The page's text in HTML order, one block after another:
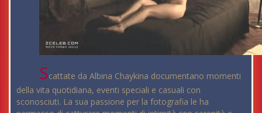
Scattate da Albina Chaykina documentano momenti
della vita quotidiana, eventi speciali e casuali con
sconosciuti. La sua passione per la fotografia le ha